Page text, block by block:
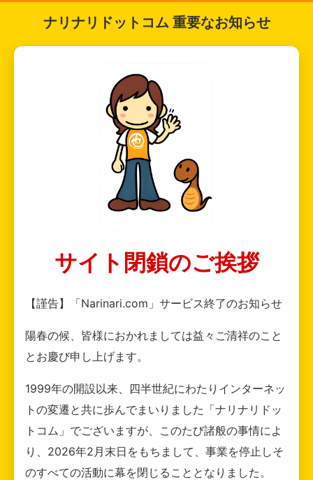
ナリナリドットコム 重要なお知らせ
サイト閉鎖のご挨拶
【謹告】「Narinari.com」サービス終了のお知らせ
陽春の候、皆様におかれましては益々ご清祥のこと
とお慶び申し上げます。
1999年の開設以来、四半世紀にわたりインターネッ
トの変遷と共に歩んでまいりました「ナリナリドッ
トコム」でございますが、このたび諸般の事情によ
り、2026年2月末日をもちまして、事業を停止しそ
のすべての活動に幕を閉じることとなりました。